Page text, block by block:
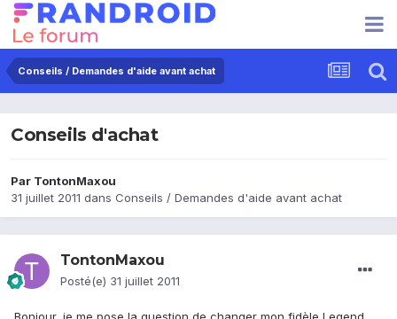
Conseils / Demandes d'aide avant achat
Conseils d'achat
Par TontonMaxou
31 juillet 2011 dans Conseils / Demandes d'aide avant achat
TontonMaxou
Posté(e) 31 juillet 2011